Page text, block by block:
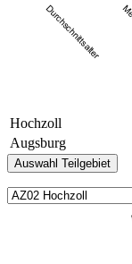
Hochzoll
Augsburg